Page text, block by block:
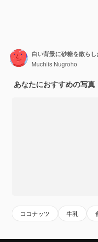
白い背景に砂糖を散ら
Muchlis Nugroho
あなたにおすすめの写真
ココナッツ 牛乳